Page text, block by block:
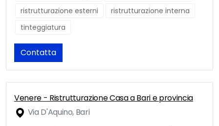
ristrutturazione esterni
ristrutturazione interna
tinteggiatura
Contatta
Venere - Ristrutturazione Casa a Bari e provincia
Via D'Aquino, Bari